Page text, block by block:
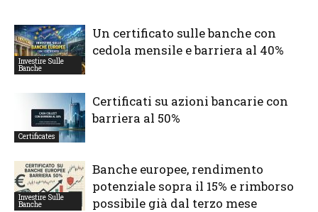
Investire Sulle
Banche
Un certificato sulle banche con
cedola mensile e barriera al 40%
Certificates
Certificati su azioni bancarie con
barriera al 50%
Investire Sulle
Banche
Banche europee, rendimento
potenziale sopra il 15% e rimborso
possibile già dal terzo mese